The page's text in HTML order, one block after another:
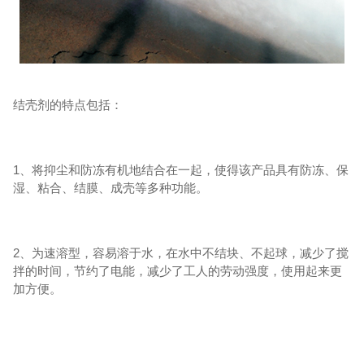
结壳剂的特点包括：
1、将抑尘和防冻有机地结合在一起，使得该产品具有防冻、保
湿、粘合、结膜、成壳等多种功能。
2、为速溶型，容易溶于水，在水中不结块、不起球，减少了搅
拌的时间，节约了电能，减少了工人的劳动强度，使用起来更
加方便。